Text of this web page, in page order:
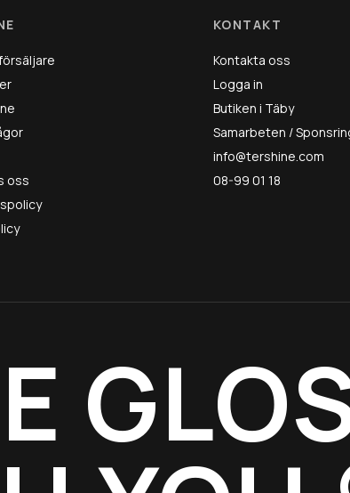
oss
KONTAKT
Kontakta oss
Logga in
Butiken i Täby
Samarbeten /
info@tershine.com
08-99 01 18